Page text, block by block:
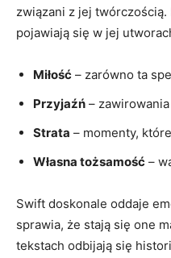
związani z jej twórczością.
pojawiają się w jej
Miłość – zarówno ⁢ta
Przyjaźń –
Strata – momenty,
Własna tożsamość –
Swift doskonale oddaje
sprawia, że stają się‌ one
tekstach ⁣odbijają się